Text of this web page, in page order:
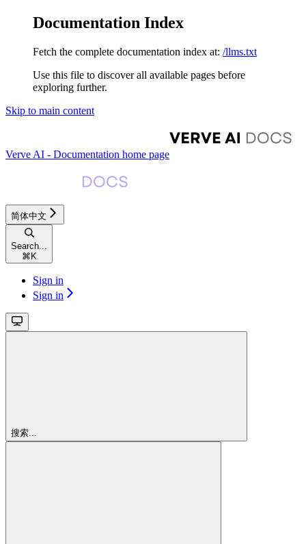
Documentation Index
Fetch the complete documentation index at: /llms.txt
Use this file to discover all available pages before
exploring further.
Skip to main content
Verve AI - Documentation home page
简体中文
Search...
⌘ K
Sign in
Sign in
搜索...